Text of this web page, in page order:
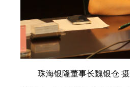
珠海银隆董事长魏银仓